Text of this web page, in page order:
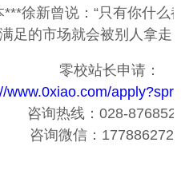
徐新曾说：“只有你什么
足的市场就会被别人拿走
零校站长申请：
www.0xiao.com/
咨询热线：028-
咨询微信：